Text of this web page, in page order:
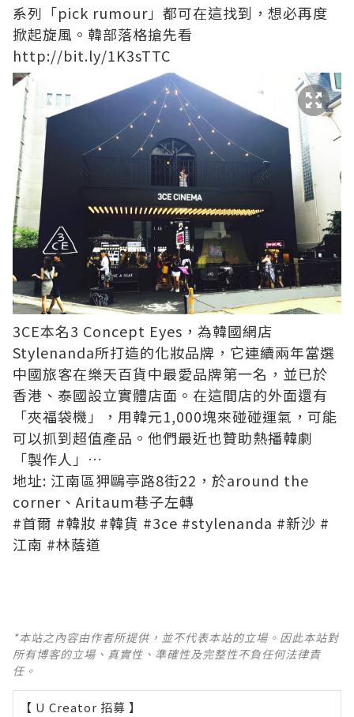
系列「pick rumour」都可在這找到，想必再度
掀起旋風。韓部落格搶先看
http://bit.ly/1K3sTTC
3CE本名3 Concept Eyes，為韓國網店
Stylenanda所打造的化妝品牌，它連續兩年當選
中國旅客在樂天百貨中最愛品牌第一名，並已於
香港、泰國設立實體店面。在這間店的外面還有
「夾福袋機」，用韓元1,000塊來碰碰運氣，可能
可以抓到超值產品。他們最近也贊助熱播韓劇
「製作人」…
地址: 江南區狎鷗亭路8街22，於around the
corner、Aritaum巷子左轉
‪#‎首爾‬ ‪#‎韓妝‬ ‪#‎韓貨‬ ‪#‎3ce‬ ‪#‎stylenanda‬ ‪#‎新沙‬ ‪#‎
江南‬ ‪#‎林蔭道‬
*本站之內容由作者所提供，並不代表本站的立場。因此本站對
所有博客的立場、真實性、準確性及完整性不負任何法律責
任。
【 U Creator 招募 】